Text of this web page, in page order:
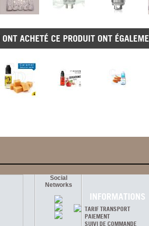
ACHETÉ CE PRODUIT ONT
Social
Networks
INFORMATIONS
TARIF TRANSPORT
PAIEMENT
SUIVI DE COMMANDE